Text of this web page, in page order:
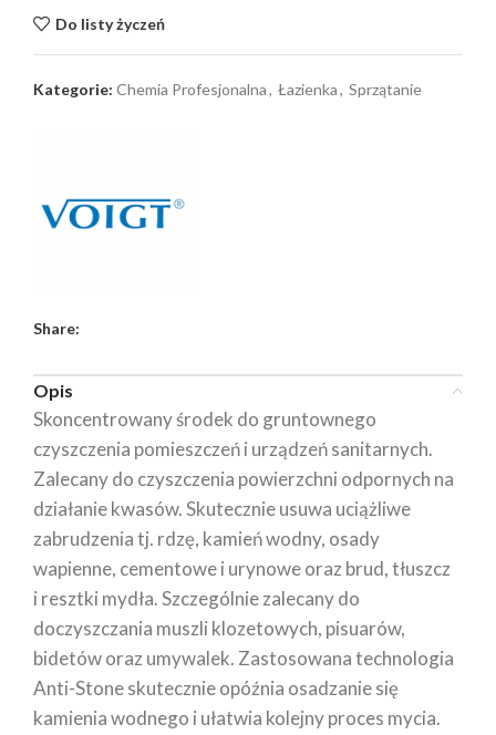
Do listy życzeń
Kategorie: Chemia Profesjonalna, Łazienka, Sprzątanie
Share:
Opis
Skoncentrowany środek do gruntownego
czyszczenia pomieszczeń i urządzeń sanitarnych.
Zalecany do czyszczenia powierzchni odpornych na
działanie kwasów. Skutecznie usuwa uciążliwe
zabrudzenia tj. rdzę, kamień wodny, osady
wapienne, cementowe i urynowe oraz brud, tłuszcz
i resztki mydła. Szczególnie zalecany do
doczyszczania muszli klozetowych, pisuarów,
bidetów oraz umywalek. Zastosowana technologia
Anti-Stone skutecznie opóźnia osadzanie się
kamienia wodnego i ułatwia kolejny proces mycia.